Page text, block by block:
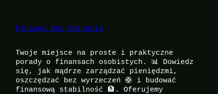
Finanse Bez Owijania
Twoje miejsce na proste i praktyczne
porady o finansach osobistych. 📊 Dowiedz
się, jak mądrze zarządzać pieniędzmi,
oszczędzać bez wyrzeczeń 🛟 i budować
finansową stabilność 🏦. Oferujemy